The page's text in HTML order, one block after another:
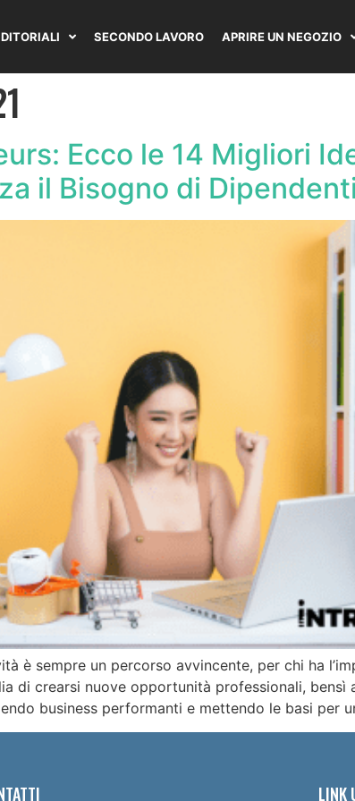
SECONDO LAVORO APRIRE UN NEGOZIO
Ecco le 14 Migliori
il Bisogno di Dipendenti
è sempre un percorso avvincente, per chi ha
di crearsi nuove opportunità professionali, bensì
business performanti e mettendo le basi per
LINK